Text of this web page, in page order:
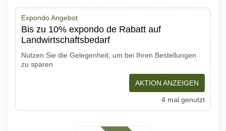
Expondo Angebot
Bis zu 10% expondo de Rabatt auf
Landwirtschaftsbedarf
Nutzen Sie die Gelegenheit, um bei Ihren Bestellungen
zu sparen
AKTION ANZEIGEN
4 mal genutzt